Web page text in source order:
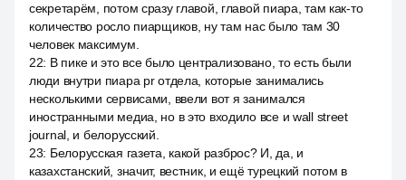
секретарём, потом сразу главой, главой пиара, там как-то
количество росло пиарщиков, ну там нас было там 30
человек максимум.
22: В пике и это все было централизовано, то есть были
люди внутри пиара pr отдела, которые занимались
несколькими сервисами, ввели вот я занимался
иностранными медиа, но в это входило все и wall street
journal, и белорусский.
23: Белорусская газета, какой разброс? И, да, и
казахстанский, значит, вестник, и ещё турецкий потом в